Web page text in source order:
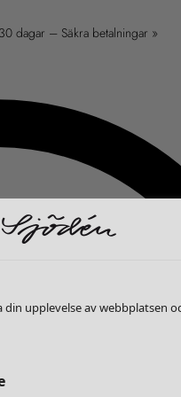
dagar – Säkra betalningar »
upplevelse av webbplatsen